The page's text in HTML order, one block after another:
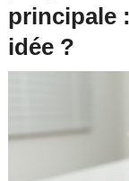
principale
idée ?